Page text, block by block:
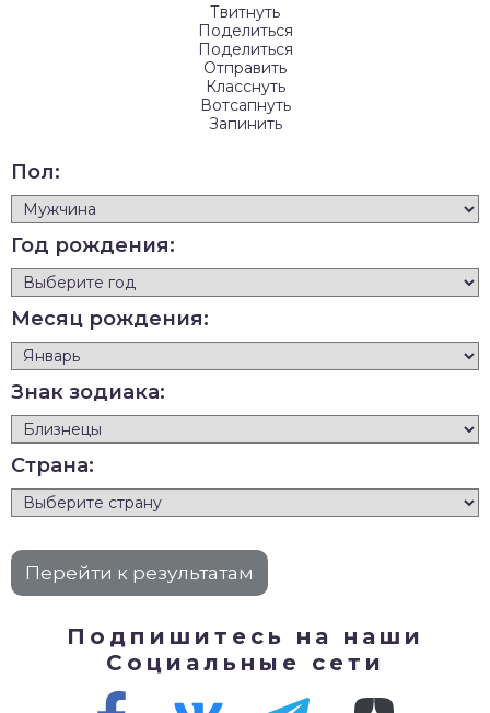
Твитнуть
Поделиться
Поделиться
Отправить
Класснуть
Вотсапнуть
Запинить
Пол:
Год рождения:
Месяц рождения:
Знак зодиака:
Страна:
Подпишитесь на наши
Социальные сети